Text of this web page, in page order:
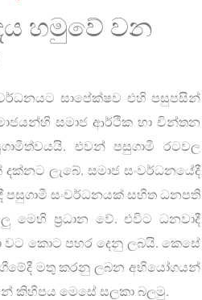
හමුවේ වන
සාපේක්ෂව එහි පසුපසින්
සමාජ ආර්ථික හා චින්තන
එවන් පසුගාමී රටවල
ලැබේ. සමාජ සංවර්ධනයේදී
සංවර්ධනයක් සහිත ධනපති
මෙහි ප්‍රධාන වේ. එවිට ධනවාදී
වට කොට පහර දෙනු ලබයි. කෙසේ
මතු කරනු ලබන අභියෝගයන්
කිහිපය මෙසේ සලකා බලමු.